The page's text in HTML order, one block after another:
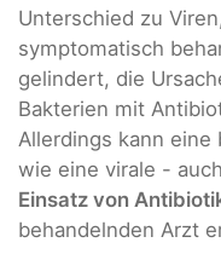
Unterschied zu
symptomatisch
gelindert, die
Bakterien mit
Allerdings kann
wie eine virale -
Einsatz von
behandelnden Arzt